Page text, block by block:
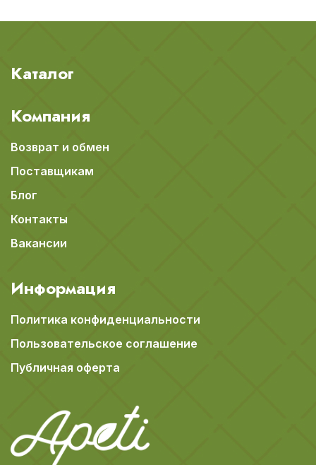
Каталог
Компания
Возврат и обмен
Поставщикам
Блог
Контакты
Вакансии
Информация
Политика конфиденциальности
Пользовательское соглашение
Публичная оферта